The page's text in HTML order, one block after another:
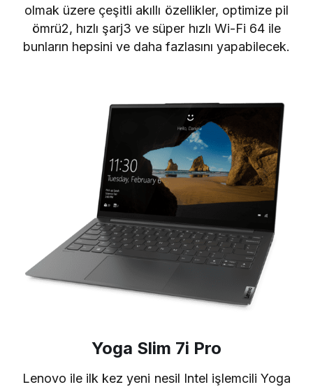
olmak üzere çeşitli akıllı özellikler, optimize pil
ömrü2, hızlı şarj3 ve süper hızlı Wi-Fi 64 ile
bunların hepsini ve daha fazlasını yapabilecek.
Yoga Slim 7i Pro
Lenovo ile ilk kez yeni nesil Intel işlemcili Yoga